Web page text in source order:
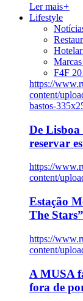
Ler mais+
Lifestyle
F4F
https://
content/
bastos-
De Lisboa
reservar
https://
content/
Estação
The Stars”
https://
content/
A MUSA
fora de